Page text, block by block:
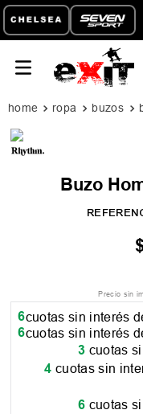
ropa buzos
Buzo
Precio sin
6cuotas sin interés
6cuotas sin interés
3 cuotas
4 cuotas sin
6 cuotas